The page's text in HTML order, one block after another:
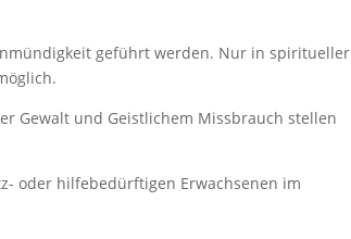
geführt werden. Nur in spiritueller
Gewalt und Geistlichem Missbrauch stellen
oder hilfebedürftigen Erwachsenen im